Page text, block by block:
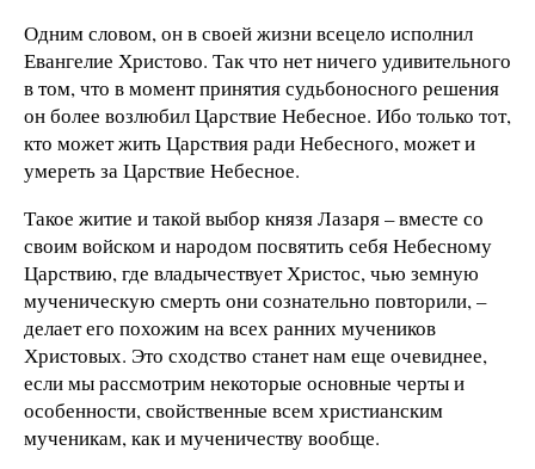
Одним словом, он в своей жизни всецело исполнил
Евангелие Христово. Так что нет ничего удивительного
в том, что в момент принятия судьбоносного решения
он более возлюбил Царствие Небесное. Ибо только тот,
кто может жить Царствия ради Небесного, может и
умереть за Царствие Небесное.
Такое житие и такой выбор князя Лазаря – вместе со
своим войском и народом посвятить себя Небесному
Царствию, где владычествует Христос, чью земную
мученическую смерть они сознательно повторили, –
делает его похожим на всех ранних мучеников
Христовых. Это сходство станет нам еще очевиднее,
если мы рассмотрим некоторые основные черты и
особенности, свойственные всем христианским
мученикам, как и мученичеству вообще.